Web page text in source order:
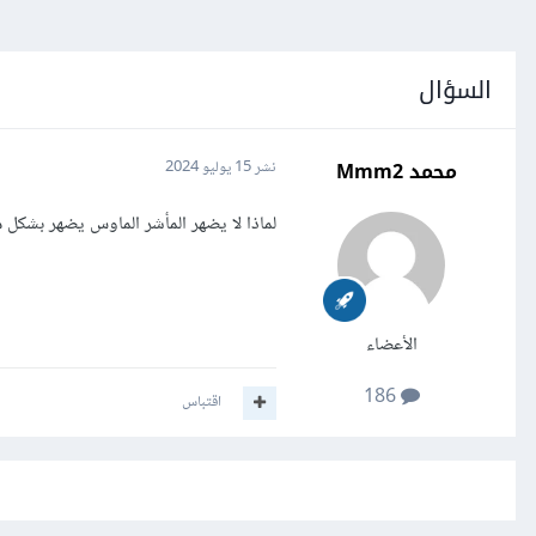
السؤال
محمد Mmm2
الأعضاء
186
نشر15 يوليو 2024
لماذا لا يضهر المأشر الماوس يضهر
اقتباس